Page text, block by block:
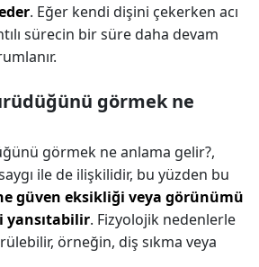
. Eğer kendi dişini çekerken acı
sürecin bir süre daha devam
görmek ne
görmek ne anlama gelir?,
ile de ilişkilidir, bu yüzden bu
güven eksikliği veya görünümü
yansıtabilir. Fizyolojik nedenlerle
örneğin, diş sıkma veya